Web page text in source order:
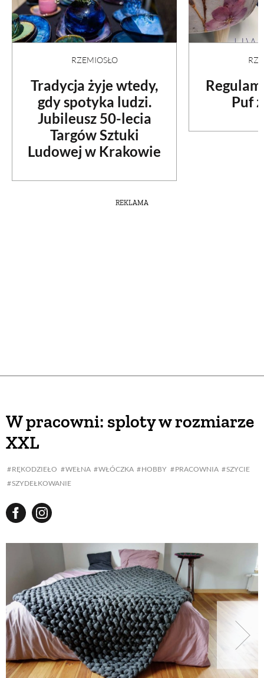
RZEMIOSŁO
Tradycja żyje wtedy,
gdy spotyka ludzi.
Jubileusz 50-lecia
Targów Sztuki
Ludowej w Krakowie
Puf
REKLAMA
W pracowni: sploty w rozmiarze
XXL
RĘKODZIEŁO WEŁNA WŁÓCZKA HOBBY PRACOWNIA
SZYCIE
SZYDEŁKOWANIE